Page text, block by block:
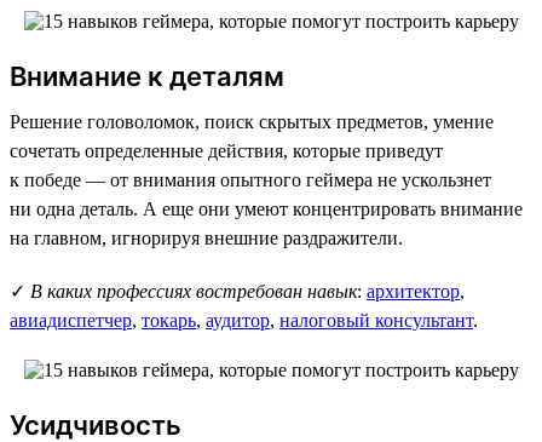
Внимание к деталям
Решение головоломок, поиск скрытых предметов, умение
сочетать определенные действия, которые приведут
к победе — от внимания опытного геймера не ускользнет
ни одна деталь. А еще они умеют концентрировать внимание
на главном, игнорируя внешние раздражители.
✓ В каких профессиях востребован навык: архитектор,
авиадиспетчер, токарь, аудитор, налоговый консультант.
Усидчивость